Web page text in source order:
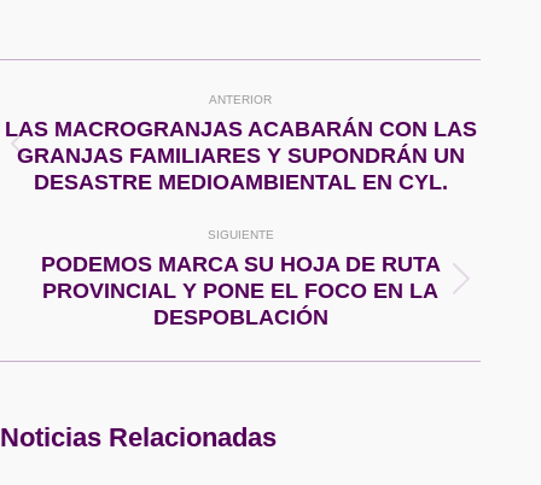
entre
publicaciones
ANTERIOR
Publicación
LAS MACROGRANJAS ACABARÁN CON LAS
GRANJAS FAMILIARES Y SUPONDRÁN UN
DESASTRE MEDIOAMBIENTAL EN CYL.
SIGUIENTE
Publicación
siguiente:
PODEMOS MARCA SU HOJA DE RUTA
PROVINCIAL Y PONE EL FOCO EN LA
DESPOBLACIÓN
Noticias Relacionadas